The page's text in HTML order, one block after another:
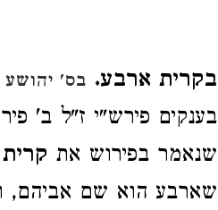
בקרית ארבע. בס' יהושע
בענקים פירש"י ז"ל ב'
שנאמר בפירוש את
שארבע הוא שם אביהם,